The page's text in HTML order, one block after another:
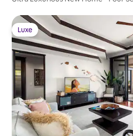
Luxe
Luxe